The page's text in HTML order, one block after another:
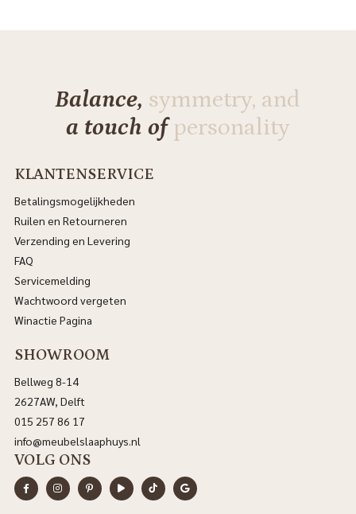
Balance, symmetry, and
a touch ofpersonality
KLANTENSERVICE
Betalingsmogelijkheden
Ruilen en Retourneren
Verzending en Levering
FAQ
Servicemelding
Wachtwoord vergeten
Winactie Pagina
SHOWROOM
Bellweg 8-14
2627AW, Delft
015 257 86 17
info@meubelslaaphuys.nl
VOLG ONS